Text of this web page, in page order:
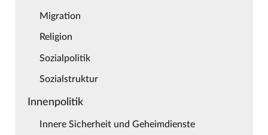
Migration
Religion
Sozialpolitik
Sozialstruktur
Innenpolitik
Innere Sicherheit und Geheimdienste